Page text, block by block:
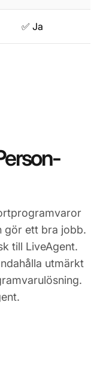
✅ Ja
gör ett bra jobb.
till LiveAgent.
utmärkt